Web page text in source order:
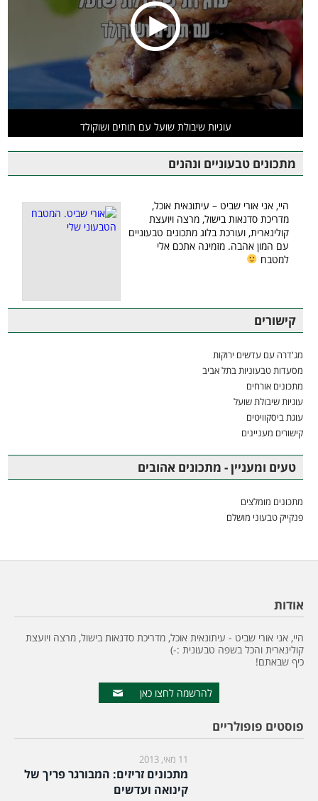
עוגיות שיבולת שועל עם תותים ושוקולד
מתכונים טבעוניים ונהנים
היי, אני אורי שביט – עיתונאית אוכל,
מדריכת סדנאות בישול, מרצה ויועצת
קולינארית, ועורכת בלוג מתכונים טבעוניים
עם המון אהבה. מזמינה אתכם אלי
למטבח
קישורים
מג'דרה עם עדשים ירוקות
מסעדות טבעוניות בתל אביב
מתכונים אורחים
עוגיות שיבולת שועל
עוגת ביסקוויטים
קישורים מעניינים
טעים ומעניין - מתכונים אהובים
מתכונים מומלצים
פנקייק טבעוני מושלם
אודות
היי, אני אורי שביט - עיתונאית אוכל, מדריכת סדנאות בישול, מרצה ויועצת
קולינארית והכל בשפה טבעונית :-)
כיף שבאתם!
להרשמה לחצו כאן
פוסטים פופולריים
11 מאי, 2013
מתכונים זריזים: המבורגר פריך של
קינואה ועדשים